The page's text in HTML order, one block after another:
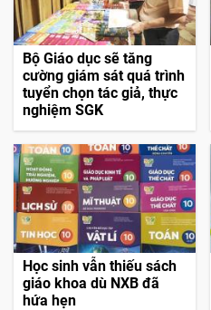
Bộ Giáo dục sẽ tăng
cường giám sát quá trình
tuyển chọn tác giả, thực
nghiệm SGK
Học sinh vẫn thiếu sách
giáo khoa dù NXB đã
hứa hẹn